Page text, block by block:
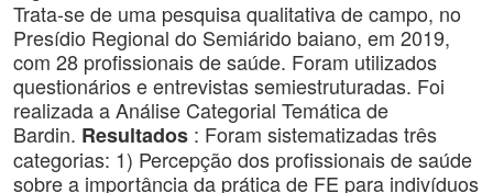
Trata-se de uma pesquisa qualitativa de campo, no
Presídio Regional do Semiárido baiano, em 2019,
com 28 profissionais de saúde. Foram utilizados
questionários e entrevistas semiestruturadas. Foi
realizada a Análise Categorial Temática de
Bardin. Resultados : Foram sistematizadas três
categorias: 1) Percepção dos profissionais de saúde
sobre a importância da prática de FE para indivíduos